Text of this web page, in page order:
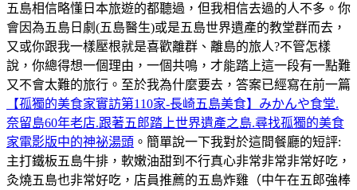
五島相信略懂日本旅遊的都聽過，但我相信去過的人不多。你
會因為五島日劇(五島醫生)或是五島世界遺產的教堂群而去，
又或你跟我一樣壓根就是喜歡離群、離島的旅人?不管怎樣
說，你總得想一個理由，一個共鳴，才能踏上這一段有一點難
又不會太難的旅行。至於我為什麼要去，答案已經寫在前一篇
【孤獨的美食家實訪第110家-長崎五島美食】みかんや食堂.
奈留島60年老店.跟著五郎踏上世界遺產之島.尋找孤獨的美食
家電影版中的神祕湯頭 。簡單說一下我對於這間餐廳的短評:
主打鐵板五島牛排，軟嫩油甜到不行真心非常非常非常好吃，
灸燒五島也非常好吃，店員推薦的五島炸雞（中午在五郎強棒